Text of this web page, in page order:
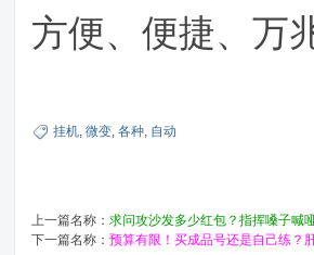
方便、便捷、万
挂机, 微变, 各种, 自动
上一篇名称： 求问攻沙发多少红包？指挥嗓子喊
下一篇名称： 预算有限！买成品号还是自己练？